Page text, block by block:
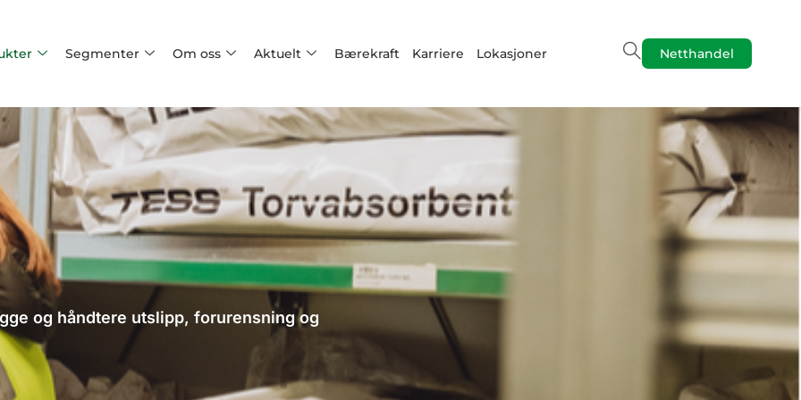
Segmenter Om oss Aktuelt Bærekraft Karriere Lokasjoner Netthandel
og håndtere utslipp, forurensning og